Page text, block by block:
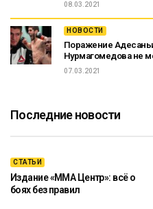
08.03.2021
НОВОСТИ
Поражение
Нурмагомедова не
07.03.2021
Последние новости
СТАТЬИ
Издание «ММА Центр»: всё о
боях без правил